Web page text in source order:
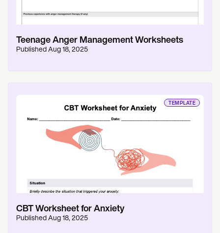
Teenage Anger Management Worksheets
Published Aug 18, 2025
TEMPLATE
CBT Worksheet for Anxiety
Published Aug 18, 2025